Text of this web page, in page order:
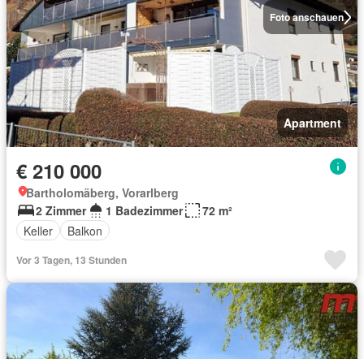
Foto anschauen
Apartment
€ 210 000
Bartholomäberg, Vorarlberg
2 Zimmer
1 Badezimmer
72 m²
Keller
Balkon
Vor 3 Tagen, 13 Stunden